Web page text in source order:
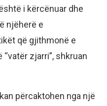
i kërcënuar dhe
njëherë e
që gjithmonë e
zjarri”, shkruan
përcaktohen nga një